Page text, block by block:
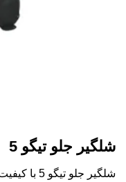
شلگیر جلو تیگو 5
شلگیر جلو تیگو 5 با کیفیت و قیمت رقابتی.